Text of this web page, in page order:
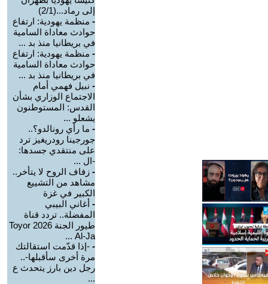
إلى رماد...(2/1)
- منظمة يهودية: ارتفاع
حوادث معاداة السامية
في بريطانيا منذ بد ...
- منظمة يهودية: ارتفاع
حوادث معاداة السامية
في بريطانيا منذ بد ...
- نبيل فهمي أمام
الاجتماع الوزاري بشأن
القدس: المستوطنون
يشعلو ...
- ما رأي رونالدو؟..
جورجينا رودريغيز ترد
على منتقدي جسدها:
-ال ...
- زفاف الروح لا يتأخر..
مشاهد من التشييع
الكبير في غزة
- أغاني البيبي
المفضلة.. تردد قناة
طيور الجنة 2026 Toyor
Al-Ja ...
- -إذا قدّمت استقالتك
مرة أخرى سأقبلها-..
رجل دين بارز يتحدث ع
...